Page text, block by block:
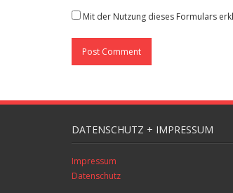
Mit der Nutzung dieses Formulars
DATENSCHUTZ + IMPRESSUM
Impressum
Datenschutz